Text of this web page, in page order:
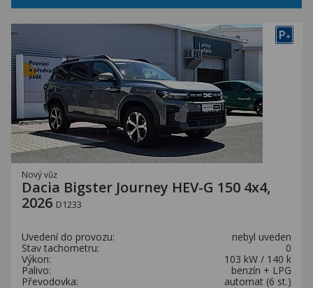
P+
Nový vůz
Dacia Bigster Journey HEV-G 150 4x4,
2026 D1233
Uvedení do provozu:
nebyl uveden
Stav tachometru:
0
Výkon:
103 kW / 140 k
Palivo:
benzín + LPG
Převodovka:
automat (6 st.)